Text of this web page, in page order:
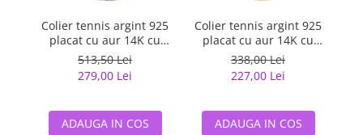
Colier tennis argint 925
placat cu aur 14K cu
perle si zirconiu
513,50 Lei
279,00 Lei
ADAUGA IN COS
Colier tennis argint 925
placat cu aur 14K cu
zirconiu
338,00 Lei
227,00 Lei
ADAUGA IN COS